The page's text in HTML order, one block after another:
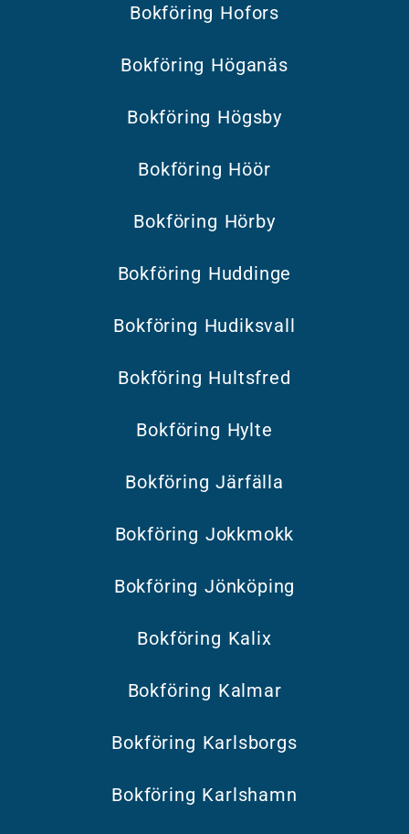
Bokföring Hofors
Bokföring Höganäs
Bokföring Högsby
Bokföring Höör
Bokföring Hörby
Bokföring Huddinge
Bokföring Hudiksvall
Bokföring Hultsfred
Bokföring Hylte
Bokföring Järfälla
Bokföring Jokkmokk
Bokföring Jönköping
Bokföring Kalix
Bokföring Kalmar
Bokföring Karlsborgs
Bokföring Karlshamn